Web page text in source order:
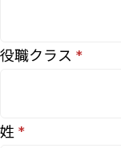
役職クラス
姓